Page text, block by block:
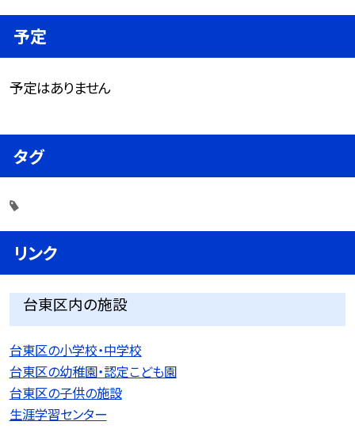
予定
予定はありません
タグ
リンク
台東区内の施設
台東区の小学校・中学校
台東区の幼稚園・認定こども園
台東区の子供の施設
生涯学習センター